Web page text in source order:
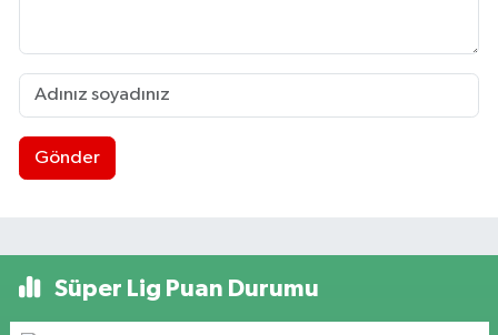
Gönder
Süper Lig Puan Durumu